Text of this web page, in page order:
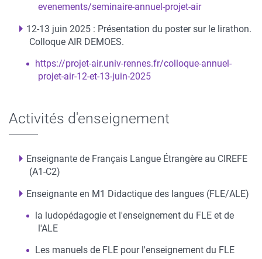
evenements/seminaire-annuel-projet-air
12-13 juin 2025 : Présentation du poster sur le lirathon.
Colloque AIR DEMOES.
https://projet-air.univ-rennes.fr/colloque-annuel-
projet-air-12-et-13-juin-2025
Activités d'enseignement
Enseignante de Français Langue Étrangère au CIREFE
(A1-C2)
Enseignante en M1 Didactique des langues (FLE/ALE)
la ludopédagogie et l'enseignement du FLE et de
l'ALE
Les manuels de FLE pour l'enseignement du FLE